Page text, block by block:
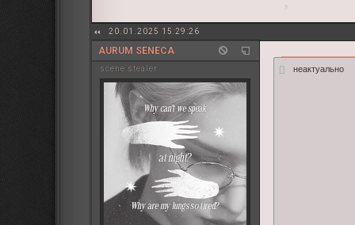
20.01.2025 15:29:26
AURUM SENECA
sсene stealer неактуально